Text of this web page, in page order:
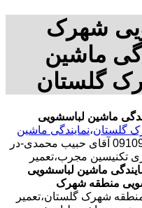
شهرک
ماشین
گلستان
ماشین لباسشویی
گلستان،نمایندگی ماشین
با09109131734 آقای حبیب محمدی-در
تکنیسین مجرب،تعمیر
ماشین لباسشویی
منطقه شهرک
شهرک گلستان،تعمیر